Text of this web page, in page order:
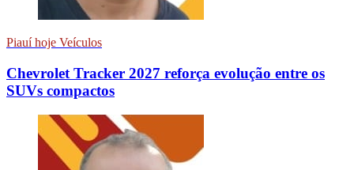
Piauí hoje Veículos
Chevrolet Tracker 2027 reforça evolução entre os
SUVs compactos